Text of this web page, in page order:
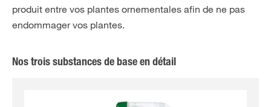
produit entre vos plantes ornementales afin de ne pas
endommager vos plantes.
Nos trois substances de base en détail